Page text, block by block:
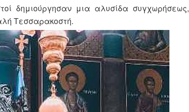
δημιούργησαν μια αλυσίδα συγχωρήσεως,
Τεσσαρακοστή.